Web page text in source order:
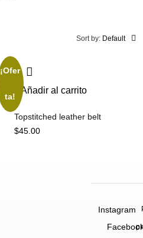
Sort by: Default
¡Ofer
ta!
Añadir al carrito
Topstitched leather belt
$45.00
Instagram